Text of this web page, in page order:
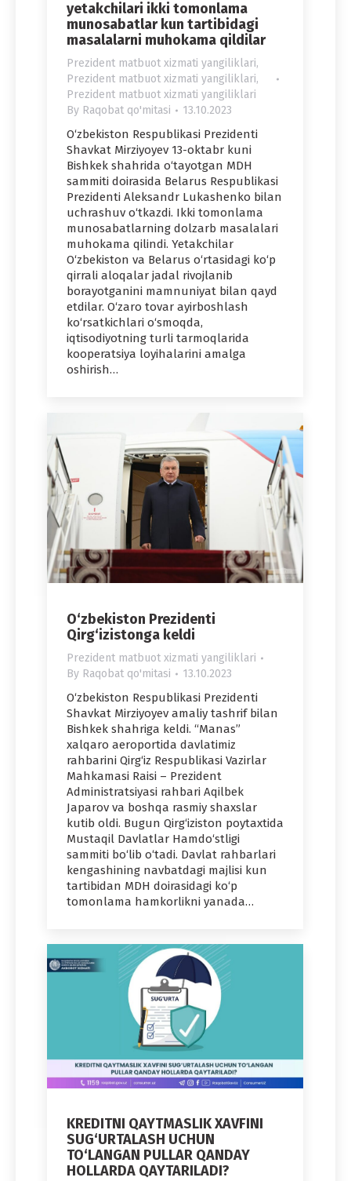
yetakchilari ikki tomonlama
munosabatlar kun tartibidagi
masalalarni muhokama qildilar
Prezident matbuot xizmati yangiliklari,
Prezident matbuot xizmati yangiliklari,
Prezident matbuot xizmati yangiliklari
By Raqobat qo'mitasi 13.10.2023
O‘zbekiston Respublikasi Prezidenti
Shavkat Mirziyoyev 13-oktabr kuni
Bishkek shahrida o‘tayotgan MDH
sammiti doirasida Belarus Respublikasi
Prezidenti Aleksandr Lukashenko bilan
uchrashuv o‘tkazdi. Ikki tomonlama
munosabatlarning dolzarb masalalari
muhokama qilindi. Yetakchilar
O‘zbekiston va Belarus o‘rtasidagi ko‘p
qirrali aloqalar jadal rivojlanib
borayotganini mamnuniyat bilan qayd
etdilar. O‘zaro tovar ayirboshlash
ko‘rsatkichlari o‘smoqda,
iqtisodiyotning turli tarmoqlarida
kooperatsiya loyihalarini amalga
oshirish…
O‘zbekiston Prezidenti
Qirg‘izistonga keldi
Prezident matbuot xizmati yangiliklari
By Raqobat qo'mitasi 13.10.2023
O‘zbekiston Respublikasi Prezidenti
Shavkat Mirziyoyev amaliy tashrif bilan
Bishkek shahriga keldi. “Manas”
xalqaro aeroportida davlatimiz
rahbarini Qirg‘iz Respublikasi Vazirlar
Mahkamasi Raisi – Prezident
Administratsiyasi rahbari Aqilbek
Japarov va boshqa rasmiy shaxslar
kutib oldi. Bugun Qirg‘iziston poytaxtida
Mustaqil Davlatlar Hamdo‘stligi
sammiti bo‘lib o‘tadi. Davlat rahbarlari
kengashining navbatdagi majlisi kun
tartibidan MDH doirasidagi ko‘p
tomonlama hamkorlikni yanada…
KREDITNI QAYTMASLIK XAVFINI
SUG‘URTALASH UCHUN
TO‘LANGAN PULLAR QANDAY
HOLLARDA QAYTARILADI?